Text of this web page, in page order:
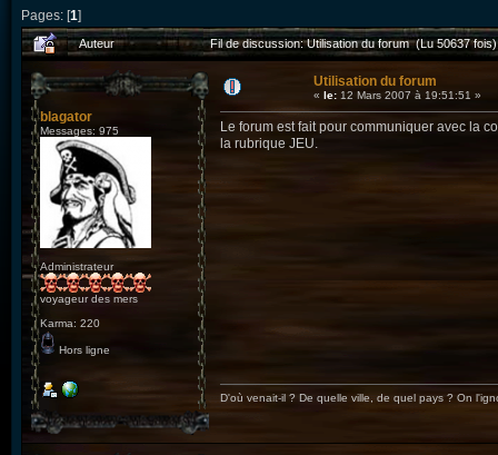
Pages: [1]
Auteur Fil de discussion: Utilisation du forum (Lu 50637 fois)
blagator
Messages: 975
Administrateur
voyageur des mers
Karma: 220
Hors ligne
Utilisation du forum
« le: 12 Mars 2007 à 19:51:51 »
Le forum est fait pour communiquer avec la
la rubrique JEU.
D'où venait-il ? De quelle ville, de quel pays ? On